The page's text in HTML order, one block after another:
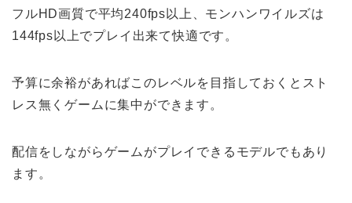
フルHD画質で平均240fps以上、モンハンワイルズは
144fps以上でプレイ出来て快適です。
予算に余裕があればこのレベルを目指しておくとスト
レス無くゲームに集中ができます。
配信をしながらゲームがプレイできるモデルでもあり
ます。